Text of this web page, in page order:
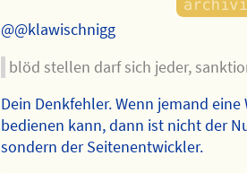
@@klawischnigg
blöd stellen darf sich jeder,
Dein Denkfehler. Wenn jemand eine
bedienen kann, dann ist nicht der
sondern der Seitenentwickler.